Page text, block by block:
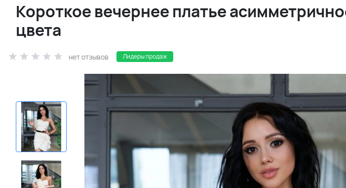
Короткое вечернее платье
цвета
нет отзывов Лидеры продаж